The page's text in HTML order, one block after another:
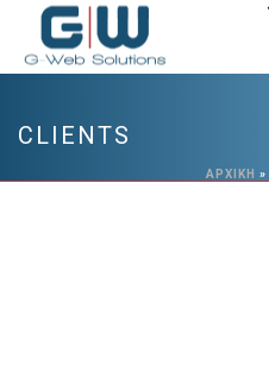
CLIENTS
ΑΡΧΙΚΉ »